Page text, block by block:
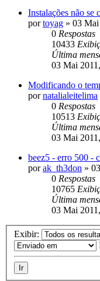
Instalações não se
portoyag » 03 Mai
0 Respostas
10433
Última
03 Mai
Modificando o
pornatalialeitelima
0 Respostas
10513
Última
03 Mai
beez5 - erro 500 -
porak_th3don »
0 Respostas
10765
Última
03 Mai
Exibir: